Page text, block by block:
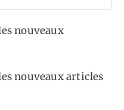
nouveaux
nouveaux articles